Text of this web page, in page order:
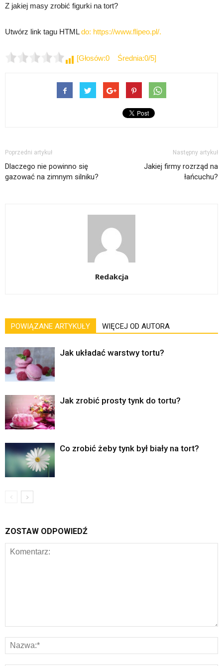
Z jakiej masy zrobić figurki na tort?
Utwórz link tagu HTMLdo: https://www.flipeo.pl/.
[Głosów:0 Średnia:0/5]
Poprzedni artykuł
Dlaczego nie powinno się
gazować na zimnym silniku?
Następny artykuł
Jakiej firmy rozrząd na
łańcuchu?
Redakcja
POWIĄZANE ARTYKUŁY WIĘCEJ OD AUTORA
Jak układać warstwy tortu?
Jak zrobić prosty tynk do tortu?
Co zrobić żeby tynk był biały na tort?
ZOSTAW ODPOWIEDŹ